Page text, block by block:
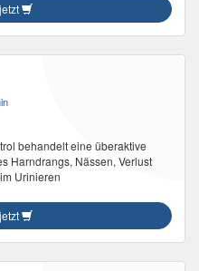
behandelt eine überaktive
Harndrangs, Nässen, Verlust
Urinieren